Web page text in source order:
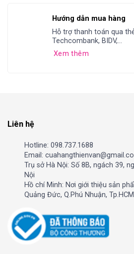
Hướng dẫn mua hàng
Hỗ trợ thanh toán qua
Techcombank, BIDV,...
Xem thêm
Liên hệ
Hotline: 098.737.1688
Email:
Trụ sở Hà Nội: Số 8B, ngách 39,
Nội
Hồ chí Minh: Nơi giới thiệu sản
Quảng Đức, Q.Phú Nhuận, Tp.HCM